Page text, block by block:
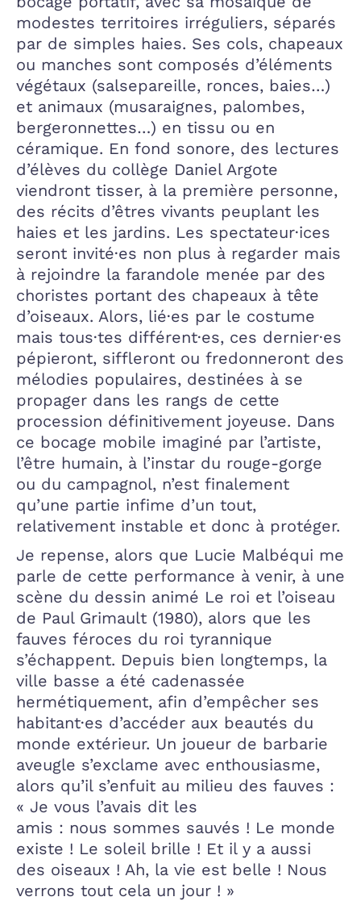
modestes territoires irréguliers, séparés
par de simples haies. Ses cols, chapeaux
ou manches sont composés d’éléments
végétaux (salsepareille, ronces, baies…)
et animaux (musaraignes, palombes,
bergeronnettes…) en tissu ou en
céramique. En fond sonore, des lectures
d’élèves du collège Daniel Argote
viendront tisser, à la première personne,
des récits d’êtres vivants peuplant les
haies et les jardins. Les spectateur·ices
seront invité·es non plus à regarder mais
à rejoindre la farandole menée par des
choristes portant des chapeaux à tête
d’oiseaux. Alors, lié·es par le costume
mais tous·tes différent·es, ces dernier·es
pépieront, siffleront ou fredonneront des
mélodies populaires, destinées à se
propager dans les rangs de cette
procession définitivement joyeuse. Dans
ce bocage mobile imaginé par l’artiste,
l’être humain, à l’instar du rouge-gorge
ou du campagnol, n’est finalement
qu’une partie infime d’un tout,
relativement instable et donc à protéger.
Je repense, alors que Lucie Malbéqui me
parle de cette performance à venir, à une
scène du dessin animé Le roi et l’oiseau
de Paul Grimault (1980), alors que les
fauves féroces du roi tyrannique
s’échappent. Depuis bien longtemps, la
ville basse a été cadenassée
hermétiquement, afin d’empêcher ses
habitant·es d’accéder aux beautés du
monde extérieur. Un joueur de barbarie
aveugle s’exclame avec enthousiasme,
alors qu’il s’enfuit au milieu des fauves :
« Je vous l’avais dit les
amis : nous sommes sauvés ! Le monde
existe ! Le soleil brille ! Et il y a aussi
des oiseaux ! Ah, la vie est belle ! Nous
verrons tout cela un jour ! »